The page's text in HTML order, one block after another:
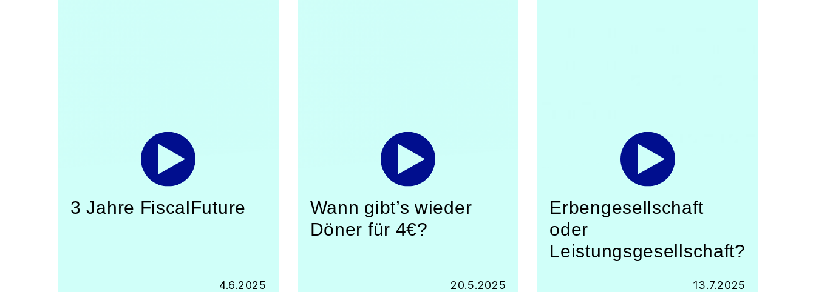
3 Jahre FiscalFuture
4.6.2025
Wann gibt’s wieder
Döner für 4€?
20.5.2025
Erbengesellschaft
oder
Leistungsgesellschaft?
13.7.2025